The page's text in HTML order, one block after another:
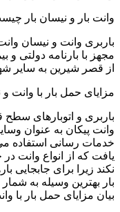
وانت بار و نیسان بار
باربری وانت و نیسان
مجهز با بارنامه دولتی و
از قصر شیرین به سایر
مزایای حمل بار با وانت
باربری و اتوبارهای
وانت پیکان به عنوان
خدمات رسانی استفاده
یافت که از انواع وانت
نکند زیرا برای جابجایی
بار بهترین وسیله به
بیان مزایای حمل بار با